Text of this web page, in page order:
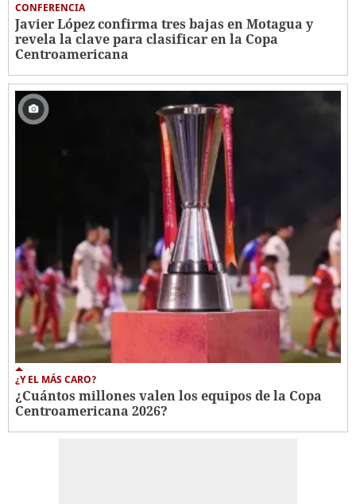
CONFERENCIA
Javier López confirma tres bajas en Motagua y
revela la clave para clasificar en la Copa
Centroamericana
¿Y EL MÁS CARO?
¿Cuántos millones valen los equipos de la Copa
Centroamericana 2026?